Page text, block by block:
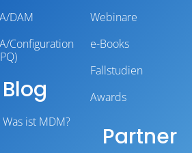
DAM
Configuration
Blog
Was ist MDM?
Webinare
e-Books
Fallstudien
Awards
Partner